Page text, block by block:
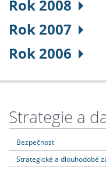
Rok 2008
Rok 2007
Rok 2006
Strategie a
Bezpečnost
Strategické a dlouhodobé